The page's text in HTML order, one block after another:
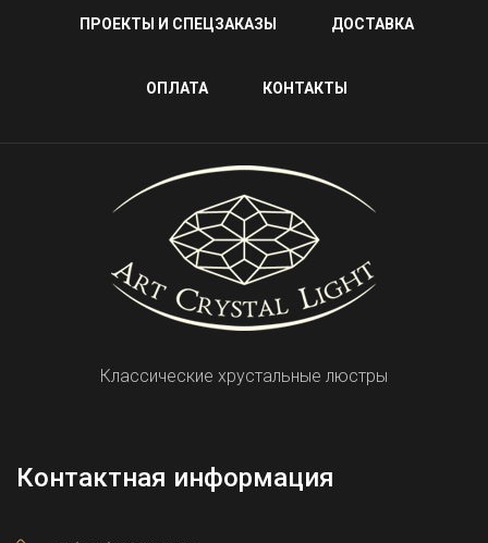
ПРОЕКТЫ И СПЕЦЗАКАЗЫ ДОСТАВКА
ОПЛАТА КОНТАКТЫ
Классические хрустальные люстры
Контактная информация